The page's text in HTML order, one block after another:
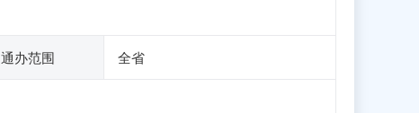
通办范围 全省